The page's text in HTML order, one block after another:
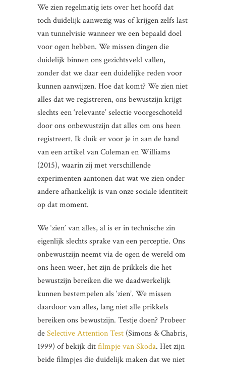
We zien regelmatig iets over het hoofd dat
toch duidelijk aanwezig was of krijgen zelfs last
van tunnelvisie wanneer we een bepaald doel
voor ogen hebben. We missen dingen die
duidelijk binnen ons gezichtsveld vallen,
zonder dat we daar een duidelijke reden voor
kunnen aanwijzen. Hoe dat komt? We zien niet
alles dat we registreren, ons bewustzijn krijgt
slechts een ‘relevante’ selectie voorgeschoteld
door ons onbewustzijn dat alles om ons heen
registreert. Ik duik er voor je in aan de hand
van een artikel van Coleman en Williams
(2015), waarin zij met verschillende
experimenten aantonen dat wat we zien onder
andere afhankelijk is van onze sociale identiteit
op dat moment.
We ‘zien’ van alles, al is er in technische zin
eigenlijk slechts sprake van een perceptie. Ons
onbewustzijn neemt via de ogen de wereld om
ons heen weer, het zijn de prikkels die het
bewustzijn bereiken die we daadwerkelijk
kunnen bestempelen als ‘zien’. We missen
daardoor van alles, lang niet alle prikkels
bereiken ons bewustzijn. Testje doen? Probeer
deSelective Attention Test (Simons & Chabris,
1999) of bekijk ditfilmpje van Skoda. Het zijn
beide filmpjes die duidelijk maken dat we niet